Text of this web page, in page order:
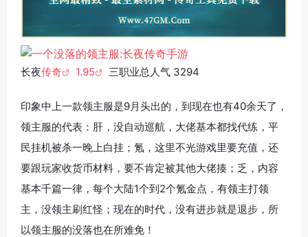
长夜传奇 1.95 三职业总人气 3294
印象中上一款领主服是9月头出的，到现在也有40余天了，
领主服的代表：肝，没自动巡航，大佬基本都找代练，平
民挂机被杀一晚上白挂；氪，这里不光游戏里要充值，还
要跟玩家收货币材料，要不肯定被其他大佬揍；乏，内容
基本千篇一律，每个大陆1个到2个氪金点，有领主打领
主，没领主刷红怪；现在的时代，没有进步就是退步，所
以领主服的没落也在所难免！